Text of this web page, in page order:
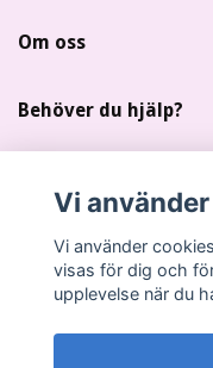
Om oss
Behöver du hjälp?
Sociala medier
Vi
Vi använder
visas för dig och
upplevelse när du